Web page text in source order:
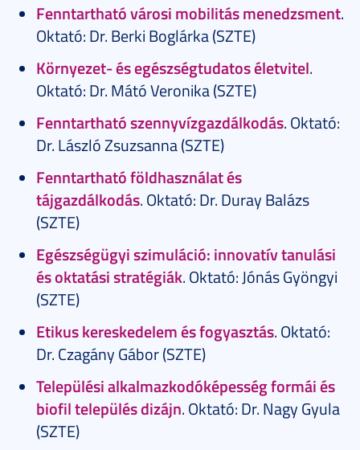
Fenntartható városi mobilitás menedzsment.
Oktató: Dr. Berki Boglárka (SZTE)
Környezet- és egészségtudatos életvitel.
Oktató: Dr. Mátó Veronika (SZTE)
Fenntartható szennyvízgazdálkodás. Oktató:
Dr. László Zsuzsanna (SZTE)
Fenntartható földhasználat és
tájgazdálkodás. Oktató: Dr. Duray Balázs
(SZTE)
Egészségügyi szimuláció: innovatív tanulási
és oktatási stratégiák. Oktató: Jónás Gyöngyi
(SZTE)
Etikus kereskedelem és fogyasztás. Oktató:
Dr. Czagány Gábor (SZTE)
Települési alkalmazkodóképesség formái és
biofil település dizájn. Oktató: Dr. Nagy Gyula
(SZTE)